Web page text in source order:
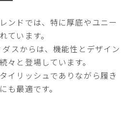
ンドでは、特に厚底やユニー
ています。
スからは、機能性とデザイン
々と登場しています。
イリッシュでありながら履き
も最適です。